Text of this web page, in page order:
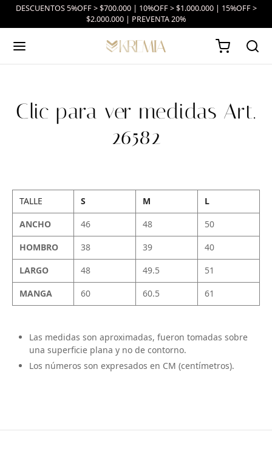
DESCUENTOS 5%OFF > $700.000 | 10%OFF > $1.000.000 | 15%OFF >
$2.000.000 | PREVENTA 20%
Clic para ver medidas Art.
26582
TALLE S M
L
ANCHO
46 48
50
HOMBRO
38 39
40
LARGO
48 49.5
51
MANGA
60 60.5 61
Las medidas son aproximadas, fueron tomadas sobre
una superficie plana y no de contorno.
Los números son expresados en CM (centímetros).